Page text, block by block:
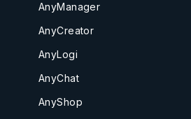
AnyManager
AnyCreator
AnyLogi
AnyChat
AnyShop